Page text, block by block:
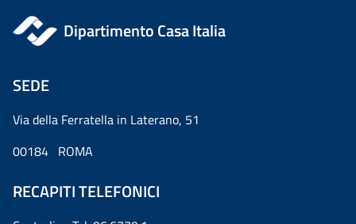
Dipartimento Casa Italia
SEDE
Via della Ferratella in Laterano, 51
00184 ROMA
RECAPITI TELEFONICI